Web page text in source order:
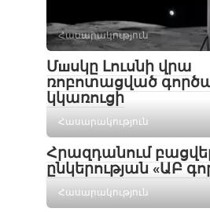
Հասարակություն
Մшսկը Լուսնի վրա
ռոբոտացված
կկառուցի
Հասարակություն
Հրազդանում բացվել
ընկերության «ԱԲ
Հասարակություն